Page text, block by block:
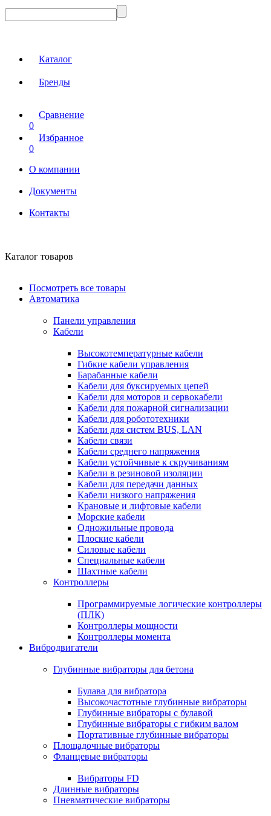
Каталог
Бренды
Сравнение
0
Избранное
0
О компании
Документы
Контакты
Каталог товаров
Посмотреть все товары
Автоматика
Панели управления
Кабели
Высокотемпературные кабели
Гибкие кабели управления
Барабанные кабели
Кабели для буксируемых цепей
Кабели для моторов и сервокабели
Кабели для пожарной сигнализации
Кабели для робототехники
Кабели для систем BUS, LAN
Кабели связи
Кабели среднего напряжения
Кабели устойчивые к скручиваниям
Кабели в резиновой изоляции
Кабели для передачи данных
Кабели низкого напряжения
Крановые и лифтовые кабели
Морские кабели
Одножильные провода
Плоские кабели
Силовые кабели
Специальные кабели
Шахтные кабели
Контроллеры
Программируемые логические контроллеры
(ПЛК)
Контроллеры мощности
Контроллеры момента
Вибродвигатели
Глубинные вибраторы для бетона
Булава для вибратора
Высокочастотные глубинные вибраторы
Глубинные вибраторы с булавой
Глубинные вибраторы с гибким валом
Портативные глубинные вибраторы
Площадочные вибраторы
Фланцевые вибраторы
Вибраторы FD
Длинные вибраторы
Пневматические вибраторы